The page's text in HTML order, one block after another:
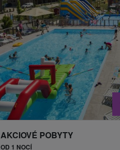
AKCIOVÉ POBYTY
OD 1 NOCÍ